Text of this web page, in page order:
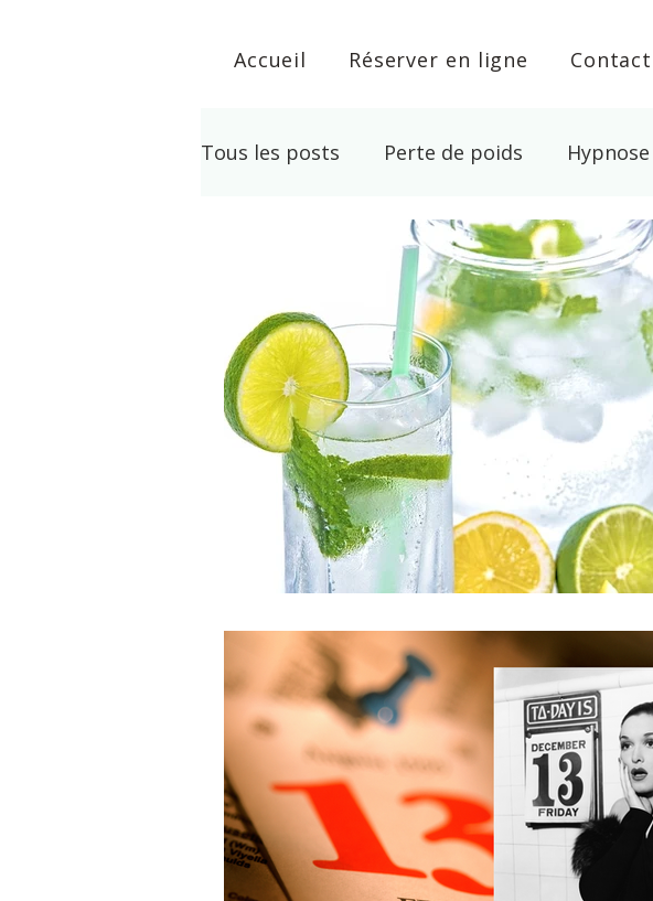
Accueil Réserver en ligne Contact
Tous les posts Perte de poids Hypnose
Développement personnel Croyance
Lithothérapie Arrêt Tabac